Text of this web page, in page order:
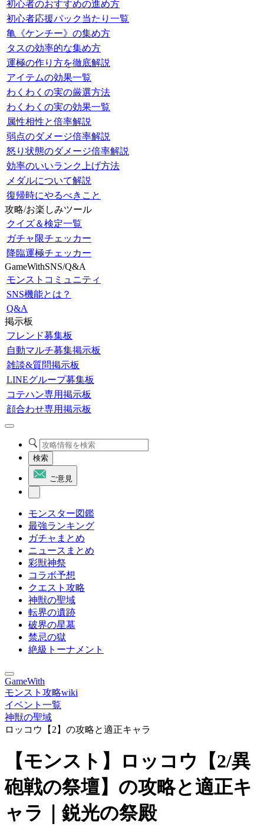
初心者のおすすめの進め方
初心者応援パック当たり一覧
亀《ケンチー》の集め方
タスの効率的な集め方
運極の作り方を徹底解説
アイテムの効果一覧
わくわくの実の厳選方法
わくわくの実の効果一覧
属性相性と倍率解説
弱点のダメージ倍率解説
怒り状態のダメージ倍率解説
効率のいいランク上げ方法
メダルについて解説
復帰時にやるべきこと
攻略/お楽しみツール
クイズ＆検定一覧
ガチャ限チェッカー
降臨運極チェッカー
GameWithSNS/Q&A
モンストコミュニティ
SNS機能とは？
Q&A
掲示板
フレンド募集板
自動マルチ募集掲示板
雑談&質問掲示板
LINEグループ募集板
コテハン専用掲示板
顔合わせ専用掲示板
検索
ご意見
モンスター図鑑
最強ランキング
ガチャまとめ
ニュースまとめ
彩獣神祭
コラボ予想
クエスト攻略
神獣の聖域
転界の遺跡
破界の星墓
禁忌の獄
絶級トーナメント
GameWith
モンスト攻略wiki
イベント一覧
神獣の聖域
ロッコウ【2】の攻略と適正キャラ
【モンスト】ロッコウ【2/異
砲戦の祭壇】の攻略と適正キ
ャラ｜鋭光の祭殿